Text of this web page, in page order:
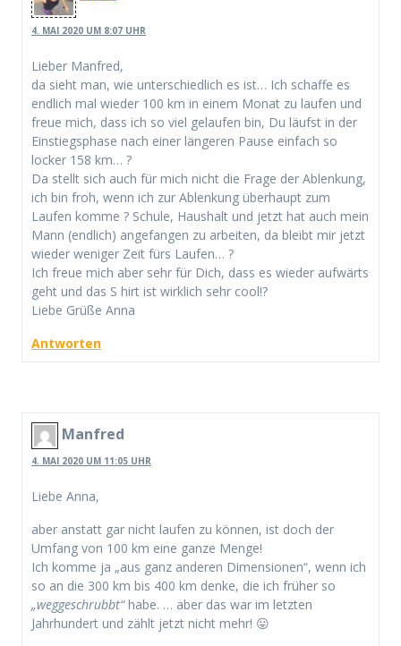
4. MAI 2020 UM 8:07 UHR
Lieber Manfred,
da sieht man, wie unterschiedlich es ist… Ich schaffe es
endlich mal wieder 100 km in einem Monat zu laufen und
freue mich, dass ich so viel gelaufen bin, Du läufst in der
Einstiegsphase nach einer längeren Pause einfach so
locker 158 km… ?
Da stellt sich auch für mich nicht die Frage der Ablenkung,
ich bin froh, wenn ich zur Ablenkung überhaupt zum
Laufen komme ? Schule, Haushalt und jetzt hat auch mein
Mann (endlich) angefangen zu arbeiten, da bleibt mir jetzt
wieder weniger Zeit fürs Laufen… ?
Ich freue mich aber sehr für Dich, dass es wieder aufwärts
geht und das S hirt ist wirklich sehr cool!?
Liebe Grüße Anna
Antworten
Manfred
4. MAI 2020 UM 11:05 UHR
Liebe Anna,
aber anstatt gar nicht laufen zu können, ist doch der
Umfang von 100 km eine ganze Menge!
Ich komme ja „aus ganz anderen Dimensionen“, wenn ich
so an die 300 km bis 400 km denke, die ich früher so
„weggeschrubbt“habe. … aber das war im letzten
Jahrhundert und zählt jetzt nicht mehr! 😛